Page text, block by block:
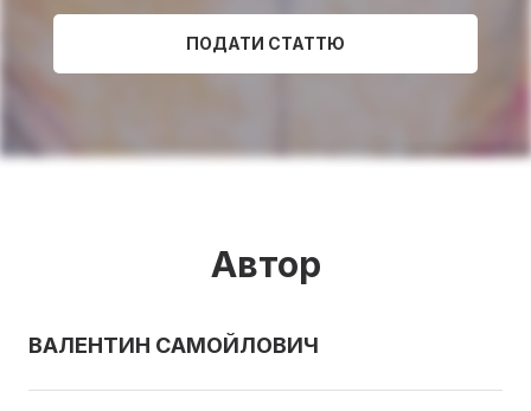
ПОДАТИ СТАТТЮ
Автор
ВАЛЕНТИН САМОЙЛОВИЧ